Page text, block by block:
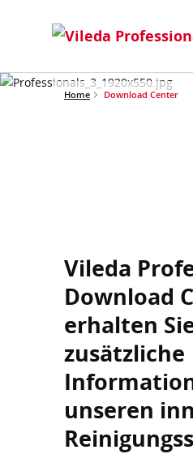
Home Download Center
Vileda
Download
erhalten
zusätzliche
unseren